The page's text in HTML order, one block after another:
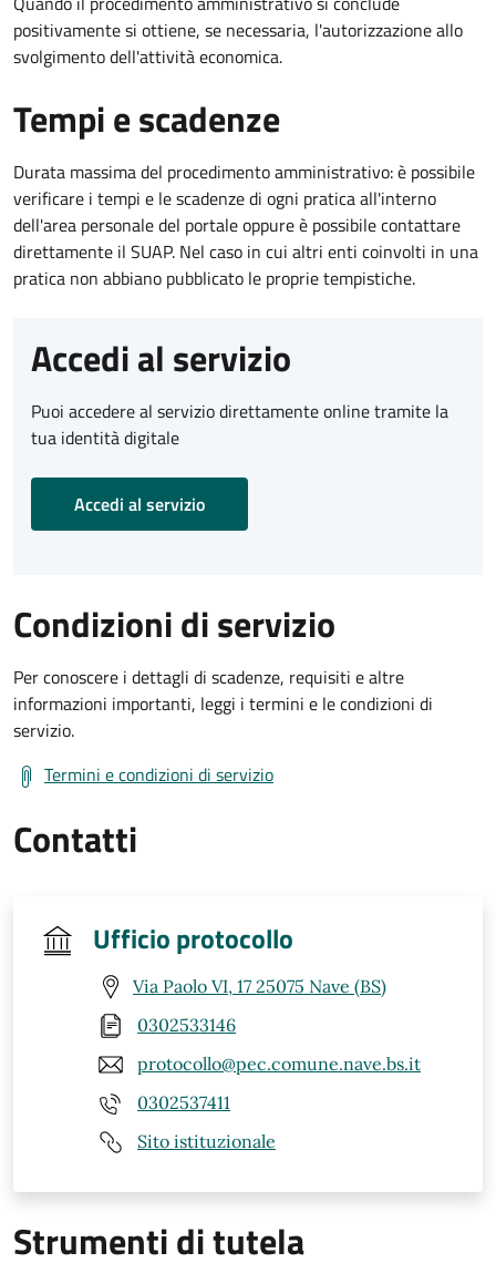
positivamente si ottiene, se necessaria, l'autorizzazione allo
svolgimento dell'attività economica.
Tempi e scadenze
Durata massima del procedimento amministrativo: è possibile
verificare i tempi e le scadenze di ogni pratica all'interno
dell'area personale del portale oppure è possibile contattare
direttamente il SUAP. Nel caso in cui altri enti coinvolti in una
pratica non abbiano pubblicato le proprie tempistiche.
Accedi al servizio
Puoi accedere al servizio direttamente online tramite la
tua identità digitale
Accedi al servizio
Condizioni di servizio
Per conoscere i dettagli di scadenze, requisiti e altre
informazioni importanti, leggi i termini e le condizioni di
servizio.
Termini e condizioni di servizio
Contatti
Ufficio protocollo
Via Paolo VI, 17 25075 Nave (BS)
0302533146
protocollo@pec.comune.nave.bs.it
0302537411
Sito istituzionale
Strumenti di tutela